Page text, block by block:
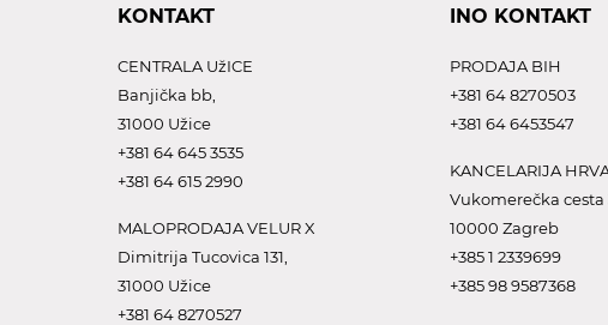
KONTAKT
CENTRALA UžICE
Banjička bb,
31000 Užice
+381 64 645 3535
+381 64 615 2990
MALOPRODAJA VELUR X
Dimitrija Tucovica 131,
31000 Užice
+381 64 8270527
INO KONTAKT
PRODAJA BIH
+381 64 8270503
+381 64 6453547
KANCELARIJA
Vukomerečka cesta
10000 Zagreb
+385 1 2339699
+385 98 9587368